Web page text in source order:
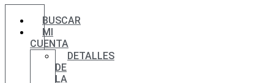
BUSCAR
MI
CUENTA
DETALLES
DE
LA